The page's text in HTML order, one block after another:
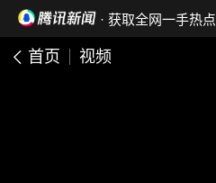
· 获取全网一手热点
首页 视频